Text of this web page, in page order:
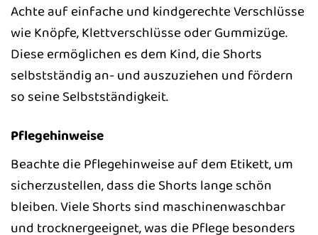
Achte auf einfache und kindgerechte Verschlüsse
wie Knöpfe, Klettverschlüsse oder Gummizüge.
Diese ermöglichen es dem Kind, die Shorts
selbstständig an- und auszuziehen und fördern
so seine Selbstständigkeit.
Pflegehinweise
Beachte die Pflegehinweise auf dem Etikett, um
sicherzustellen, dass die Shorts lange schön
bleiben. Viele Shorts sind maschinenwaschbar
und trocknergeeignet, was die Pflege besonders